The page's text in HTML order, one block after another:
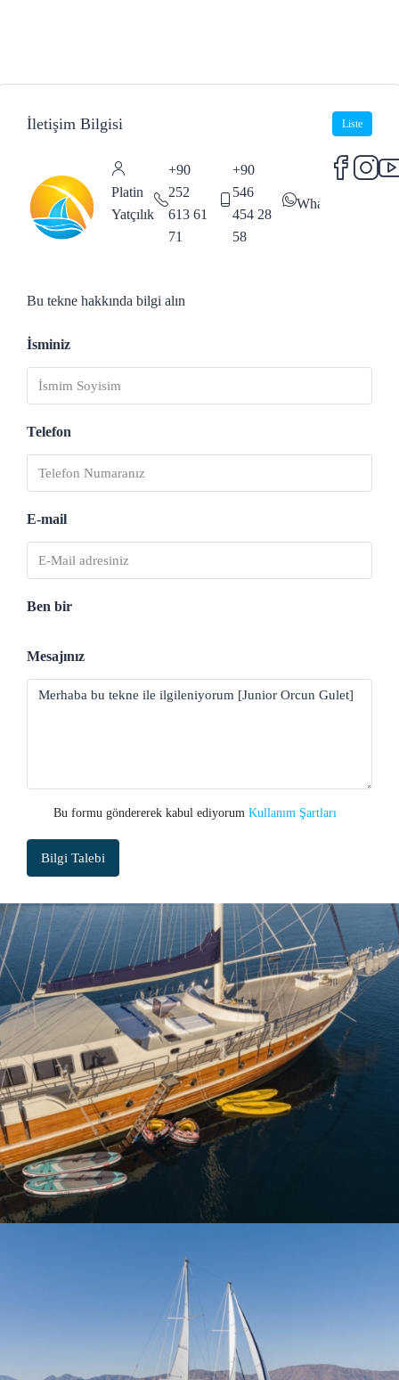
İletişim Bilgisi Liste
Platin
Yatçılık
+90
252
613 61
71
+90
546
454 28
58
WhatsApp
Bu tekne hakkında bilgi alın
İsminiz
Telefon
E-mail
Ben bir
Mesajınız
Bu formu göndererek kabul ediyorum Kullanım Şartları
Bilgi Talebi